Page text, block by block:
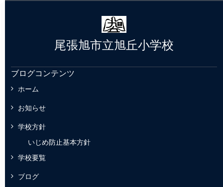
尾張旭市立旭丘小学校
ブログコンテンツ
ホーム
お知らせ
学校方針
いじめ防止基本方針
学校要覧
ブログ